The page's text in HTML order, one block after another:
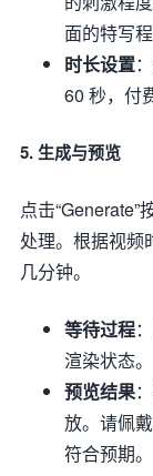
面的特写程
时长设置
60 秒，付
5. 生成与预览
点击
处理。根据视频
几分钟。
等待过程
渲染状态。
预览结果
放。请佩
符合预期。